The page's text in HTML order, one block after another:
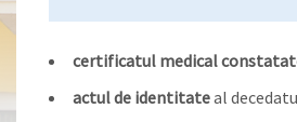
certificatul medical
actul de identitateal